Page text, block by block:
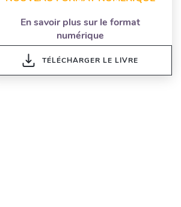
En savoir plus sur le format
numérique
TÉLÉCHARGER LE LIVRE